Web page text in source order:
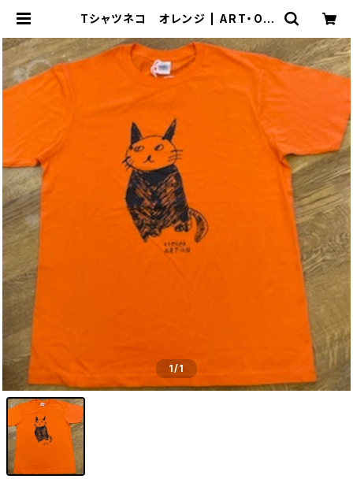
Tシャツネコ オレンジ | ART・ON
1/1